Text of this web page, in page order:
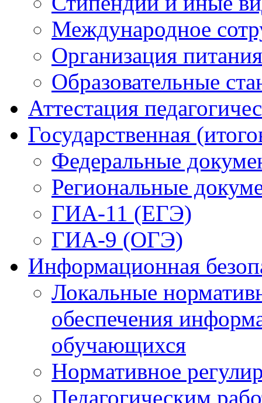
Международное
Организация
Образовательные
Аттестация
Государственная
Федеральные
Региональные
ГИА-11 (ЕГЭ)
ГИА-9 (ОГЭ)
Информационная
Локальные
обеспечения
обучающихся
Нормативное
Педагогическим